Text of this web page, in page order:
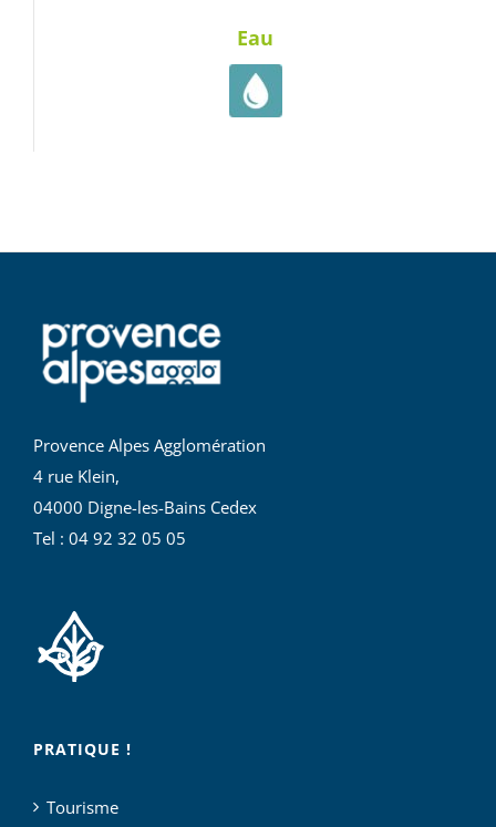
Eau
Provence Alpes Agglomération
4 rue Klein,
04000 Digne-les-Bains Cedex
Tel : 04 92 32 05 05
PRATIQUE !
Tourisme